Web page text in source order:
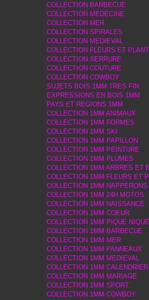
COLLECTION BARBECUE
COLLECTION MEDECINE
COLLECTION MER
COLLECTION SPIRALES
COLLECTION MEDIEVAL
COLLECTION FLEURS ET
COLLECTION SERRURE
COLLECTION COUTURE
COLLECTION COWBOY
SUJETS BOIS 1MM TRES FIN
EXPRESSIONS EN BOIS 1MM
PAYS ET REGIONS 1MM
COLLECTION 1MM ANIMAUX
COLLECTION 1MM FORMES
COLLECTION 1MM SKI
COLLECTION 1MM PAPILLON
COLLECTION 1MM PEINTURE
COLLECTION 1MM PLUMES
COLLECTION 1MM ARBRES ET
COLLECTION 1MM FLEURS ET
COLLECTION 1MM NAPPERONS
COLLECTION 1MM 24H MOTOS
COLLECTION 1MM NAISSANCE
COLLECTION 1MM COEUR
COLLECTION 1MM PIQUE NIQUE
COLLECTION 1MM BARBECUE
COLLECTION 1MM MER
COLLECTION 1MM PANNEAUX
COLLECTION 1MM MEDIEVAL
COLLECTION 1MM
COLLECTION 1MM MARIAGE
COLLECTION 1MM SPORT
COLLECTION 1MM COWBOY